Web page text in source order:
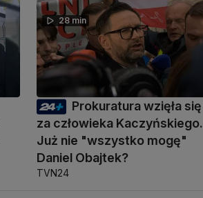
28 min
Prokuratura wzięła się
za człowieka Kaczyńskiego.
Już nie "wszystko mogę"
Daniel Obajtek?
TVN24